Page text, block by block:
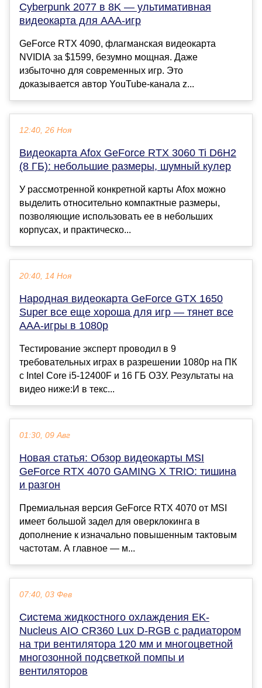
Cyberpunk 2077 в 8K — ультимативная
видеокарта для ААА-игр
GeForce RTX 4090, флагманская видеокарта
NVIDIA за $1599, безумно мощная. Даже
избыточно для современных игр. Это
доказывается автор YouTube-канала z...
12:40, 26 Ноя
Видеокарта Afox GeForce RTX 3060 Ti D6H2
(8 ГБ): небольшие размеры, шумный кулер
У рассмотренной конкретной карты Afox можно
выделить относительно компактные размеры,
позволяющие использовать ее в небольших
корпусах, и практическо...
20:40, 14 Ноя
Народная видеокарта GeForce GTX 1650
Super все еще хороша для игр — тянет все
ААА-игры в 1080p
Тестирование эксперт проводил в 9
требовательных играх в разрешении 1080p на ПК
с Intel Core i5-12400F и 16 ГБ ОЗУ. Результаты на
видео ниже:И в текс...
01:30, 09 Авг
Новая статья: Обзор видеокарты MSI
GeForce RTX 4070 GAMING X TRIO: тишина
и разгон
Премиальная версия GeForce RTX 4070 от MSI
имеет большой задел для оверклокинга в
дополнение к изначально повышенным тактовым
частотам. А главное — м...
07:40, 03 Фев
Система жидкостного охлаждения EK-
Nucleus AIO CR360 Lux D-RGB с радиатором
на три вентилятора 120 мм и многоцветной
многозонной подсветкой помпы и
вентиляторов